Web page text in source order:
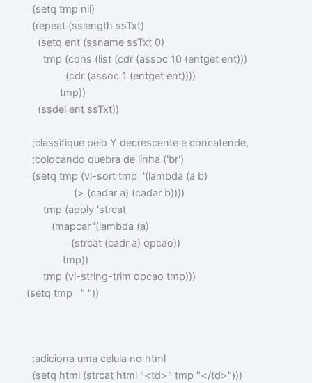
(setq tmp nil)
(repeat (sslength ssTxt)
(setq ent (ssname ssTxt 0)
tmp (cons (list (cdr (assoc 10 (entget ent)))
(cdr (assoc 1 (entget ent))))
tmp))
(ssdel ent ssTxt))
;classifique pelo Y decrescente e concatende,
;colocando quebra de linha ('br')
(setq tmp (vl-sort tmp '(lambda (a b)
(> (cadar a) (cadar b))))
tmp (apply 'strcat
(mapcar '(lambda (a)
(strcat (cadr a) opcao))
tmp))
tmp (vl-string-trim opcao tmp)))
(setq tmp " "))
;adiciona uma celula no html
(setq html (strcat html "<td>" tmp "</td>")))